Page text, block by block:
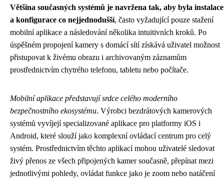
Většina současných systémů je navržena tak, aby byla instalace
a konfigurace co nejjednodušší, často vyžadující pouze stažení
mobilní aplikace a následování několika intuitivních kroků. Po
úspěšném propojení kamery s domácí sítí získává uživatel možnost
přistupovat k živému obrazu i archivovaným záznamům
prostřednictvím chytrého telefonu, tabletu nebo počítače.
Mobilní aplikace představují srdce celého moderního
bezpečnostního ekosystému. Výrobci bezdrátových kamerových
systémů vyvíjejí specializované aplikace pro platformy iOS i
Android, které slouží jako komplexní ovládací centrum pro celý
systém. Prostřednictvím těchto aplikací mohou uživatelé sledovat
živý přenos ze všech připojených kamer současně, přepínat mezi
jednotlivými pohledy, ovládat funkce jako je zoom nebo natáčení